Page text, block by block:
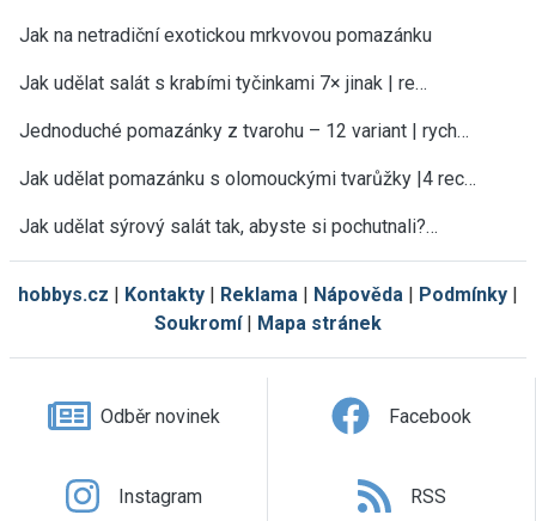
Jak na netradiční exotickou mrkvovou pomazánku
Jak udělat salát s krabími tyčinkami 7× jinak | re…
Jednoduché pomazánky z tvarohu – 12 variant | rych…
Jak udělat pomazánku s olomouckými tvarůžky |4 rec…
Jak udělat sýrový salát tak, abyste si pochutnali?…
hobbys.cz | Kontakty | Reklama | Nápověda | Podmínky |
Soukromí| Mapa stránek
Odběr novinek Facebook
Instagram RSS